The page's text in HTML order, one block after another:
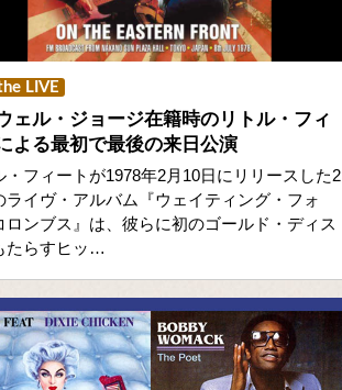
LIVE
ェル・ジョージ在籍時のリトル・フィ
よる最初で最後の来日公演
・フィートが1978年2月10日にリリースした2
ライヴ・アルバム『ウェイティング・フォ
ロンブス』は、彼らに初のゴールド・ディス
たらすヒッ…